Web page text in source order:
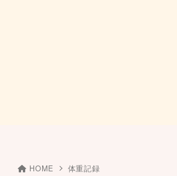
HOME 体重記録